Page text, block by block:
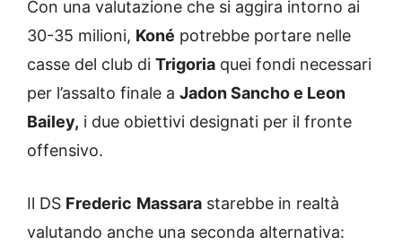
Con una valutazione che si aggira intorno ai
30-35 milioni, Koné potrebbe portare nelle
casse del club di Trigoria quei fondi necessari
per l’assalto finale a Jadon Sancho e Leon
Bailey, i due obiettivi designati per il fronte
offensivo.
Il DS Frederic Massara starebbe in realtà
valutando anche una seconda alternativa: